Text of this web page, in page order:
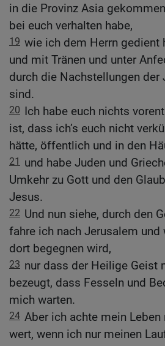
in die Provinz Asia
bei euch verhalten habe,
19 wie ich dem Herrn gedient
und mit Tränen und unter
durch die Nachstellungen der
sind.
20 Ich habe euch nichts
ist, dass ich’s euch nicht
hätte, öffentlich und in den
21 und habe Juden und
Umkehr zu Gott und den
Jesus.
22 Und nun siehe, durch den
fahre ich nach Jerusalem
dort begegnen wird,
23 nur dass der Heilige Geist
bezeugt, dass Fesseln und
mich warten.
24 Aber ich achte mein Leben
wert, wenn ich nur meinen